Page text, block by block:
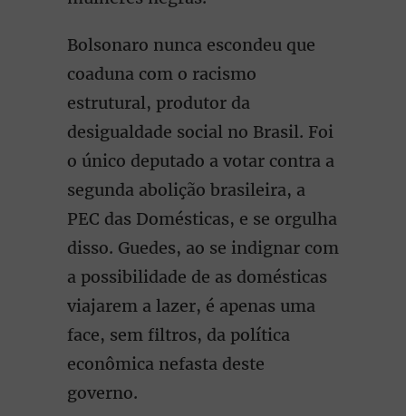
Bolsonaro nunca escondeu que
coaduna com o racismo
estrutural, produtor da
desigualdade social no Brasil. Foi
o único deputado a votar contra a
segunda abolição brasileira, a
PEC das Domésticas, e se orgulha
disso. Guedes, ao se indignar com
a possibilidade de as domésticas
viajarem a lazer, é apenas uma
face, sem filtros, da política
econômica nefasta deste
governo.